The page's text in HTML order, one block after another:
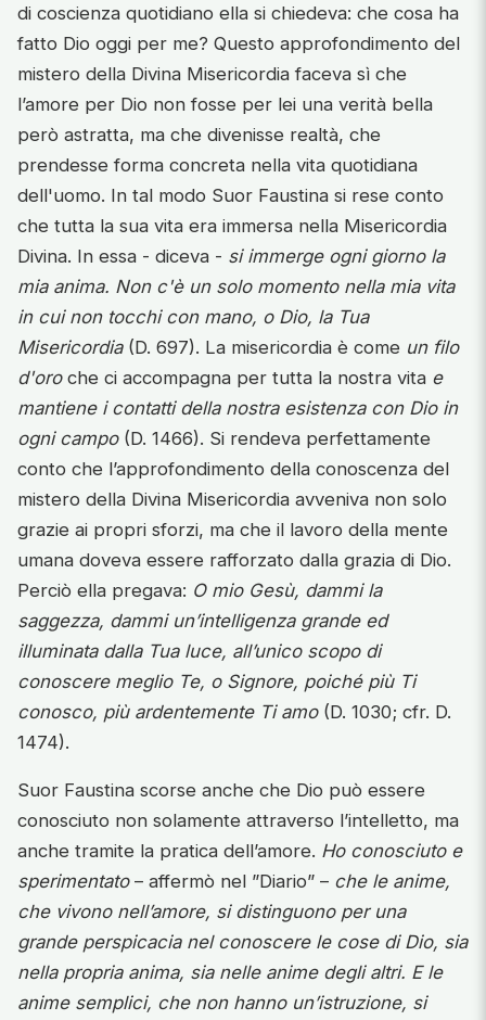
di coscienza quotidiano ella si chiedeva: che cosa ha
fatto Dio oggi per me? Questo approfondimento del
mistero della Divina Misericordia faceva sì che
l’amore per Dio non fosse per lei una verità bella
però astratta, ma che divenisse realtà, che
prendesse forma concreta nella vita quotidiana
dell'uomo. In tal modo Suor Faustina si rese conto
che tutta la sua vita era immersa nella Misericordia
Divina. In essa - diceva - si immerge ogni giorno la
mia anima. Non c'è un solo momento nella mia vita
in cui non tocchi con mano, o Dio, la Tua
Misericordia(D. 697). La misericordia è come un filo
d'oroche ci accompagna per tutta la nostra vita e
mantiene i contatti della nostra esistenza con Dio in
ogni campo(D. 1466). Si rendeva perfettamente
conto che l’approfondimento della conoscenza del
mistero della Divina Misericordia avveniva non solo
grazie ai propri sforzi, ma che il lavoro della mente
umana doveva essere rafforzato dalla grazia di Dio.
Perciò ella pregava: O mio Gesù, dammi la
saggezza, dammi un’intelligenza grande ed
illuminata dalla Tua luce, all’unico scopo di
conoscere meglio Te, o Signore, poiché più Ti
conosco, più ardentemente Ti amo(D. 1030; cfr. D.
1474).
Suor Faustina scorse anche che Dio può essere
conosciuto non solamente attraverso l’intelletto, ma
anche tramite la pratica dell’amore. Ho conosciuto e
sperimentato– affermò nel ”Diario” – che le anime,
che vivono nell’amore, si distinguono per una
grande perspicacia nel conoscere le cose di Dio, sia
nella propria anima, sia nelle anime degli altri. E le
anime semplici, che non hanno un’istruzione, si